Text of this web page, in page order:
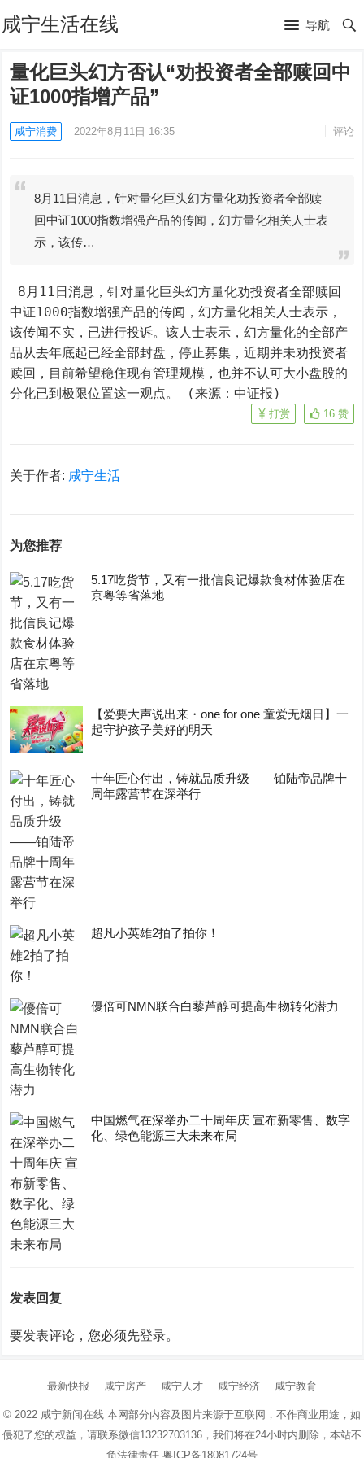
咸宁生活在线 导航
量化巨头幻方否认“劝投资者全部赎回中
证1000指增产品”
咸宁消费 2022年8月11日 16:35 评论
8月11日消息，针对量化巨头幻方量化劝投资者全部赎
回中证1000指数增强产品的传闻，幻方量化相关人士表
示，该传…
中证1000指数增强产品的传闻，幻方量化相关人士表示，
该传闻不实，已进行投诉。该人士表示，幻方量化的全部产
品从去年底起已经全部封盘，停止募集，近期并未劝投资者
赎回，目前希望稳住现有管理规模，也并不认可大小盘股的
分化已到极限位置这一观点。 (来源：中证报)
16 赞
打赏
关于作者: 咸宁生活
为您推荐
5.17吃货节，又有一批信良记爆款食材体验店在
京粤等省落地
【爱要大声说出来・one for one 童爱无烟日】一
起守护孩子美好的明天
十年匠心付出，铸就品质升级——铂陆帝品牌十
周年露营节在深举行
超凡小英雄2拍了拍你！
優倍可NMN联合白藜芦醇可提高生物转化潜力
中国燃气在深举办二十周年庆 宣布新零售、数字
化、绿色能源三大未来布局
发表回复
要发表评论，您必须先登录。
最新快报 咸宁房产 咸宁人才 咸宁经济 咸宁教育
© 2022 咸宁新闻在线本网部分内容及图片来源于互联网，不作商业用途，如
侵犯了您的权益，请联系微信13232703136，我们将在24小时内删除，本站不
负法律责任 粤ICP备18081724号